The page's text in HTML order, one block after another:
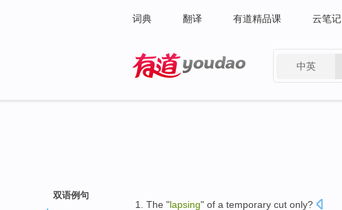
词典 翻译 有道精品课 云笔记
中英
双语例句
The "lapsing" of a temporary cut only?